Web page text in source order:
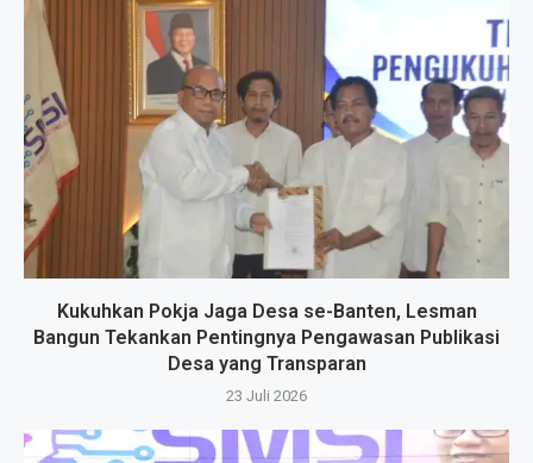
Kukuhkan Pokja Jaga Desa se-Banten, Lesman
Bangun Tekankan Pentingnya Pengawasan Publikasi
Desa yang Transparan
23 Juli 2026